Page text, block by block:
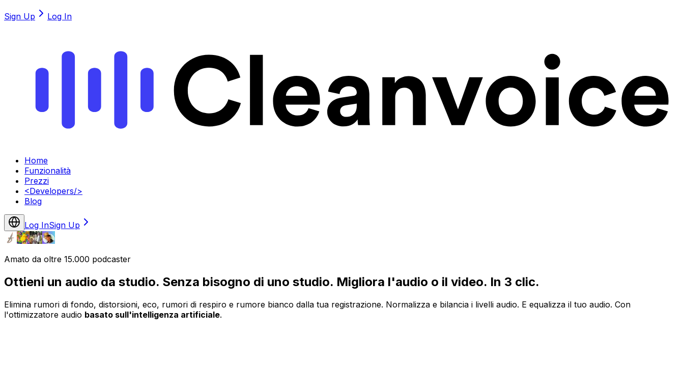
Sign Up Log In
Home
Funzionalità
Prezzi
<Developers/>
Blog
Log InSign Up
Amato da oltre 15.000 podcaster
Ottieni un audio da studio. Senza bisogno di uno studio. Migliora l'audio o il video. In 3 clic.
Elimina rumori di fondo, distorsioni, eco, rumori di respiro e rumore bianco dalla tua registrazione. Normalizza e bilancia i livelli audio. E equalizza il tuo audio. Con
l'ottimizzatore audio basato sull'intelligenza artificiale.